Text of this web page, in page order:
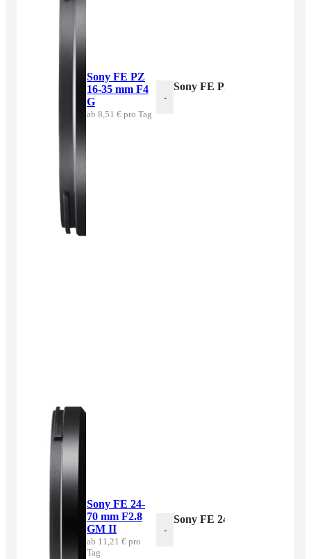
Sony FE PZ
16-35 mm F4
G
ab 8,51 € pro Tag
-
Sony FE PZ 16-35 mm F4 G
Sony FE 24-
70 mm F2.8
GM II
ab 11,21 € pro
Tag
-
Sony FE 24-70 mm F2.8